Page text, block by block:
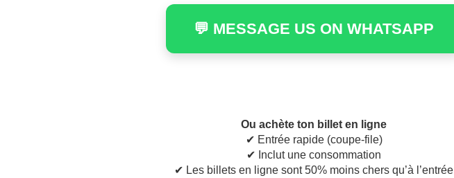
💬 MESSAGE US ON WHATSAPP
Ou achète ton billet en ligne
✔ Entrée rapide (coupe-file)
✔ Inclut une consommation
✔ Les billets en ligne sont 50% moins chers qu’à l’entrée